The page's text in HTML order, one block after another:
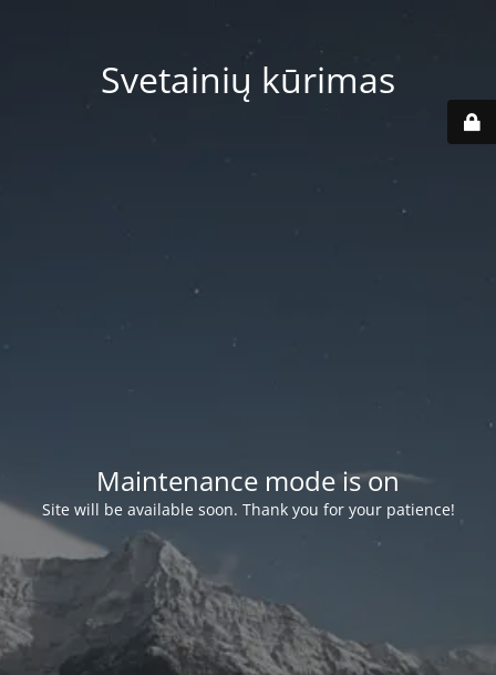
Svetainių kūrimas
Maintenance mode is on
Site will be available soon. Thank you for your patience!